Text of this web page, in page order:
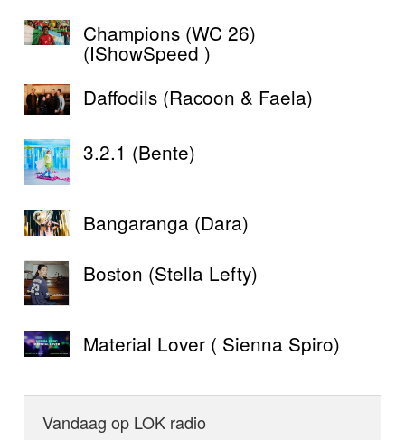
Champions (WC 26)
(IShowSpeed )
Daffodils (Racoon & Faela)
3.2.1 (Bente)
Bangaranga (Dara)
Boston (Stella Lefty)
Material Lover ( Sienna Spiro)
Vandaag op LOK radio